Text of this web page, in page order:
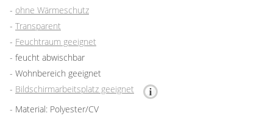
ohne Wärmeschutz
Transparent
Feuchtraum geeignet
feucht abwischbar
Wohnbereich geeignet
Bildschirmarbeitsplatz geeignet
Material: Polyester/CV